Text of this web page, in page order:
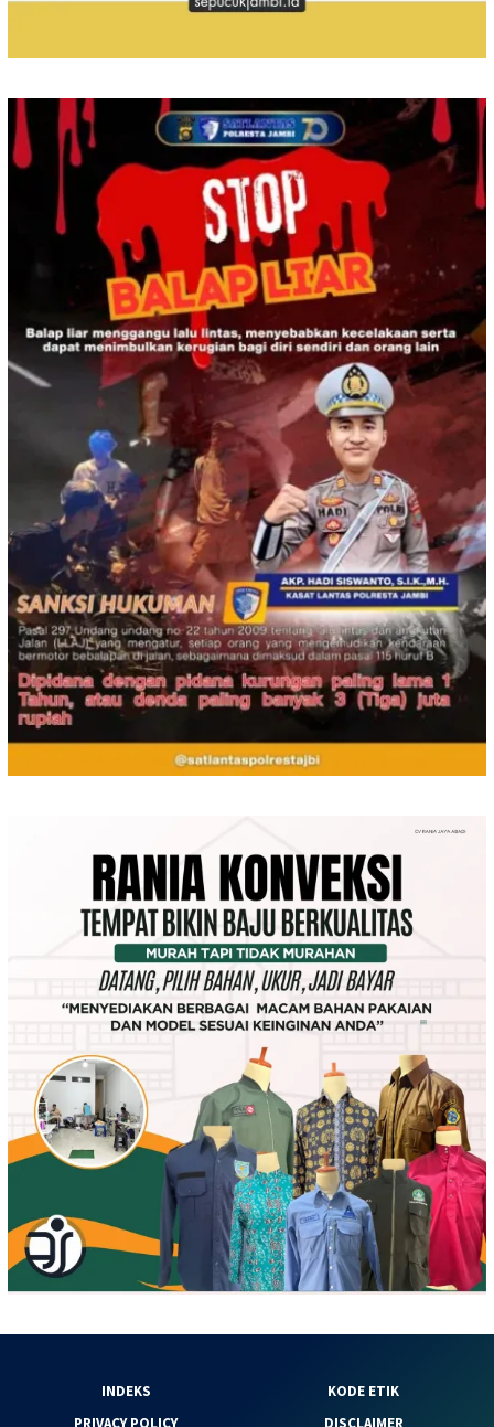
INDEKS
KODE ETIK